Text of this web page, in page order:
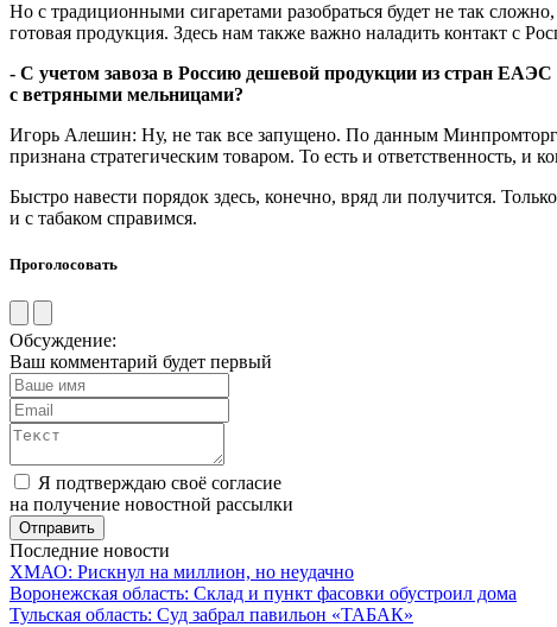
Но с традиционными сигаретами разобраться будет не так
готовая продукция. Здесь нам также важно наладить контакт с
- С учетом завоза в Россию дешевой продукции из стран
с ветряными мельницами?
Игорь Алешин: Ну, не так все запущено. По данным
признана стратегическим товаром. То есть и ответственность,
Быстро навести порядок здесь, конечно, вряд ли получится.
и с табаком справимся.
Проголосовать
Обсуждение:
Ваш комментарий будет первый
Я подтверждаю своё согласие
на получение новостной рассылки
Последние новости
ХМАО: Рискнул на миллион, но неудачно
Воронежская область: Склад и пункт фасовки обустроил дома
Тульская область: Суд забрал павильон «ТАБАК»